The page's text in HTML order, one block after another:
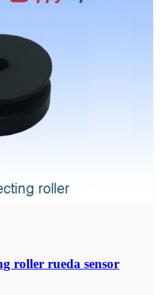
roller rueda sensor